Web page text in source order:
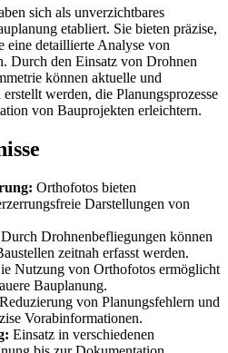
sich als unverzichtbares
etabliert. Sie bieten präzise,
eine detaillierte Analyse von
Durch den Einsatz von Drohnen
können aktuelle und
werden, die Planungsprozesse
von Bauprojekten erleichtern.
Orthofotos bieten
Darstellungen von
Durch Drohnenbefliegungen können
zeitnah erfasst werden.
Nutzung von Orthofotos ermöglicht
Bauplanung.
Reduzierung von Planungsfehlern und
Vorabinformationen.
Einsatz in verschiedenen